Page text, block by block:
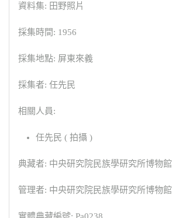
資料集: 田野照片
採集時間: 1956
採集地點: 屏東來義
採集者: 任先民
相關人員:
任先民 ( 拍攝 )
典藏者: 中央研究院民族學研究所博物館
管理者: 中央研究院民族學研究所博物館